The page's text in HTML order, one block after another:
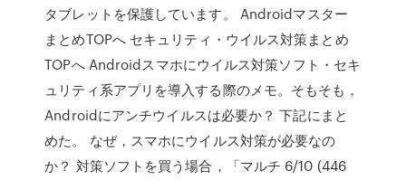
タブレットを保護しています。 Androidマスター
まとめTOPへ セキュリティ・ウイルス対策まとめ
TOPへ Androidスマホにウイルス対策ソフト・セキ
ュリティ系アプリを導入する際のメモ。そもそも，
Androidにアンチウイルスは必要か？ 下記にまと
めた。 なぜ，スマホにウイルス対策が必要なの
か？ 対策ソフトを買う場合，「マルチ 6/10 (446